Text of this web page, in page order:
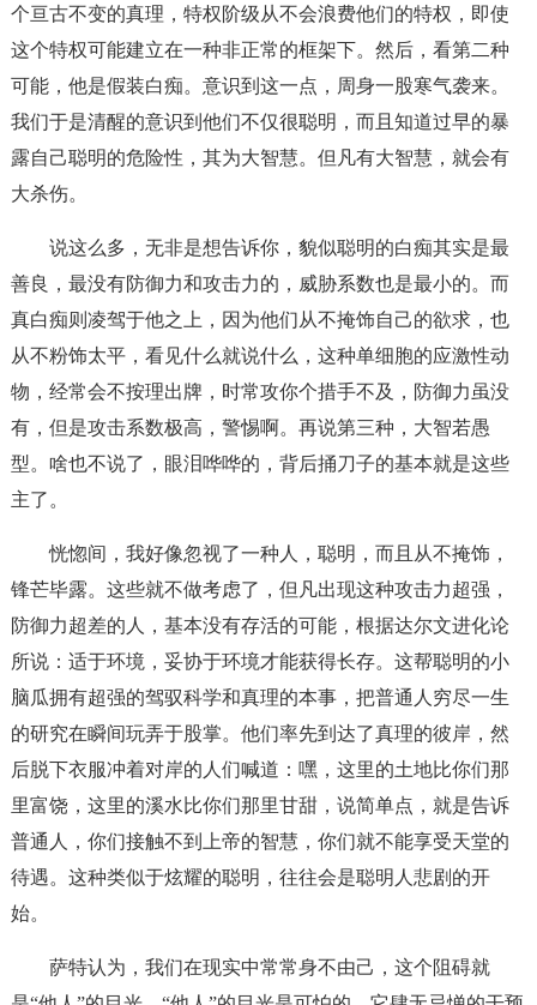
个亘古不变的真理，特权阶级从不会浪费他们的特权，即使
这个特权可能建立在一种非正常的框架下。然后，看第二种
可能，他是假装白痴。意识到这一点，周身一股寒气袭来。
我们于是清醒的意识到他们不仅很聪明，而且知道过早的暴
露自己聪明的危险性，其为大智慧。但凡有大智慧，就会有
大杀伤。
说这么多，无非是想告诉你，貌似聪明的白痴其实是最
善良，最没有防御力和攻击力的，威胁系数也是最小的。而
真白痴则凌驾于他之上，因为他们从不掩饰自己的欲求，也
从不粉饰太平，看见什么就说什么，这种单细胞的应激性动
物，经常会不按理出牌，时常攻你个措手不及，防御力虽没
有，但是攻击系数极高，警惕啊。再说第三种，大智若愚
型。啥也不说了，眼泪哗哗的，背后捅刀子的基本就是这些
主了。
恍惚间，我好像忽视了一种人，聪明，而且从不掩饰，
锋芒毕露。这些就不做考虑了，但凡出现这种攻击力超强，
防御力超差的人，基本没有存活的可能，根据达尔文进化论
所说：适于环境，妥协于环境才能获得长存。这帮聪明的小
脑瓜拥有超强的驾驭科学和真理的本事，把普通人穷尽一生
的研究在瞬间玩弄于股掌。他们率先到达了真理的彼岸，然
后脱下衣服冲着对岸的人们喊道：嘿，这里的土地比你们那
里富饶，这里的溪水比你们那里甘甜，说简单点，就是告诉
普通人，你们接触不到上帝的智慧，你们就不能享受天堂的
待遇。这种类似于炫耀的聪明，往往会是聪明人悲剧的开
始。
萨特认为，我们在现实中常常身不由己，这个阻碍就